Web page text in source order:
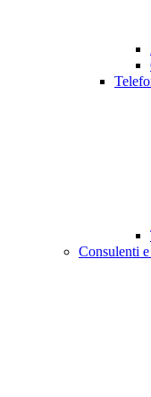
Consulenti